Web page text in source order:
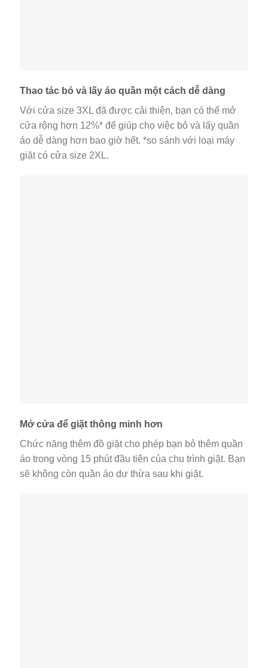
Thao tác bỏ và lấy áo quần một cách dễ dàng
Với cửa size 3XL đã được cải thiện, bạn có thể mở
cửa rộng hơn 12%* để giúp cho việc bỏ và lấy quần
áo dễ dàng hơn bao giờ hết. *so sánh với loại máy
giặt có cửa size 2XL.
Mở cửa để giặt thông minh hơn
Chức năng thêm đồ giặt cho phép bạn bỏ thêm quần
áo trong vòng 15 phút đầu tiên của chu trình giặt. Bạn
sẽ không còn quần áo dư thừa sau khi giặt.